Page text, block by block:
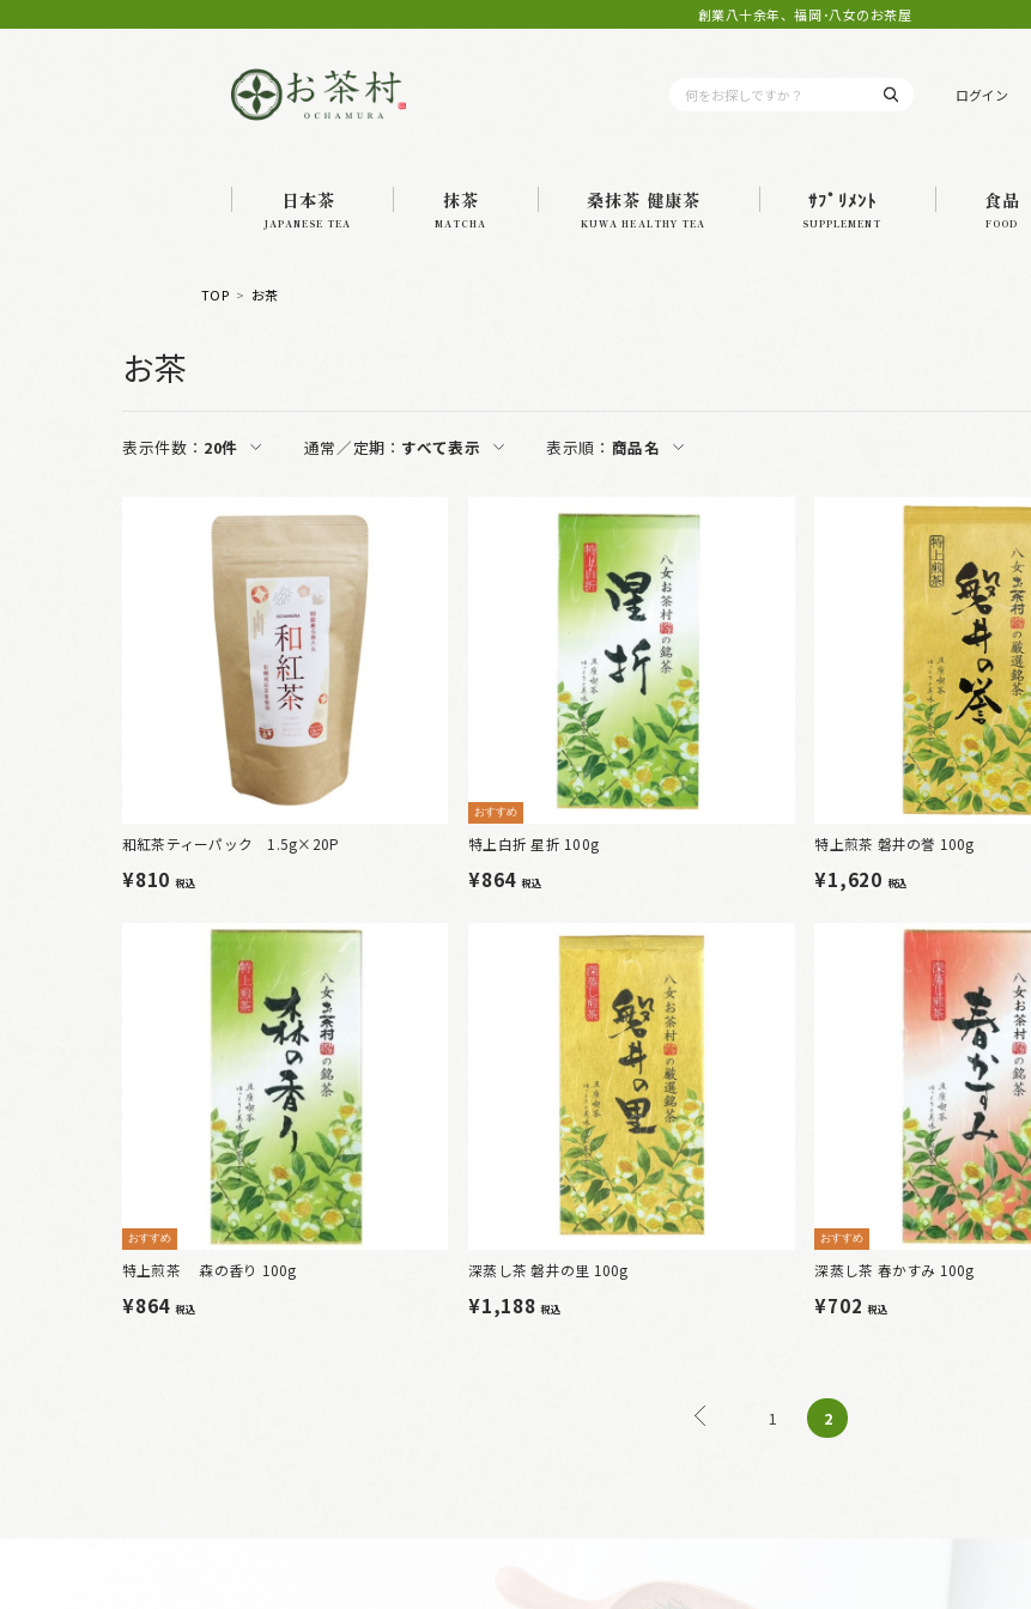
創業八十余年、福岡･八女のお茶屋
ログイン
日本茶
JAPANESE TEA
抹茶
MATCHA
桑抹茶 健康茶
KUWA HEALTHY TEA
ｻﾌﾟﾘﾒﾝﾄ
SUPPLEMENT
食品
FOOD
TOP お茶
お茶
表示件数： 20件 通常／定期： すべて表示 表示順： 商品名
和紅茶ティーパック 1.5g×20P
¥810 税込
おすすめ
特上白折 星折 100g
¥864 税込
特上煎茶 磐井の誉 100g
¥1,620 税込
おすすめ
特上煎茶 森の香り 100g
¥864 税込
深蒸し茶 磐井の里 100g
¥1,188税込
おすすめ
深蒸し茶 春かすみ 100g
¥702税込
1 2